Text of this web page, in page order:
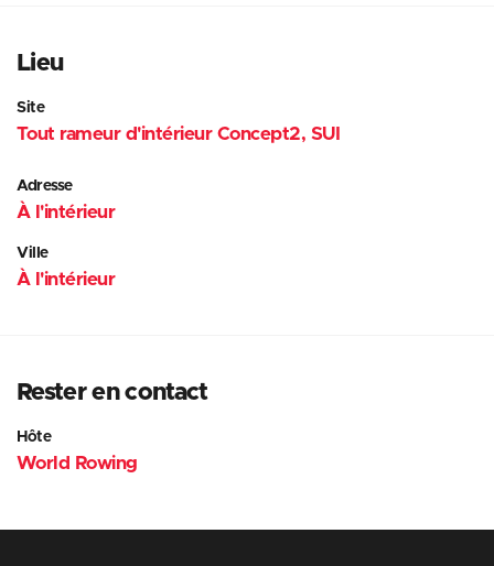
Lieu
Site
Tout rameur d'intérieur Concept2, SUI
Adresse
À l'intérieur
Ville
À l'intérieur
Rester en contact
Hôte
World Rowing